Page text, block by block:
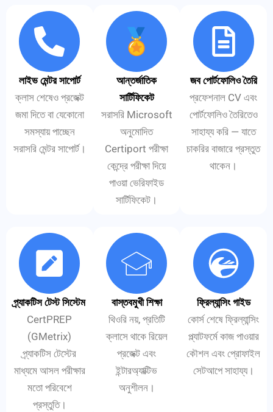
লাইভ মেন্টর সাপোর্ট
ক্লাস শেষেও প্রজেক্ট
জমা দিতে বা যেকোনো
সমস্যায় পাচ্ছেন
সরাসরি মেন্টর সাপোর্ট।
আন্তর্জাতিক
সার্টিফিকেট
সরাসরি Microsoft
অনুমোদিত
Certiport পরীক্ষা
কেন্দ্রে পরীক্ষা দিয়ে
পাওয়া ভেরিফাইড
সার্টিফিকেট।
জব পোর্টফোলিও তৈরি
প্রফেশনাল CV এবং
পোর্টফোলিও তৈরিতেও
সাহায্য করি — যাতে
চাকরির বাজারে প্রস্তুত
থাকেন।
প্র্যাকটিস টেস্ট সিস্টেম
CertPREP
(GMetrix)
প্র্যাকটিস টেস্টের
মাধ্যমে আসল পরীক্ষার
মতো পরিবেশে
প্রস্তুতি।
বাস্তবমুখী শিক্ষা
থিওরি নয়, প্রতিটি
ক্লাসে থাকে রিয়েল
প্রজেক্ট এবং
ইন্টারঅ্যাক্টিভ
অনুশীলন।
ফ্রিল্যান্সিং গাইড
কোর্স শেষে ফ্রিল্যান্সিং
প্ল্যাটফর্মে কাজ পাওয়ার
কৌশল এবং প্রোফাইল
সেটআপে সাহায্য।